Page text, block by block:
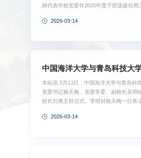
静代表学校党委作2025年度干部选拔任用
立”、坚决做到“两个维护”，全面贯彻落
2026-03-14
中国海洋大学与青岛科技大
本站讯 3月13日，中国海洋大学与青岛科
党委书记杨天梅，党委常委、副校长吴明
校长刘勇主持仪式。李明对杨天梅一行表
现蓬勃发展态势。他表示，两校同城为伴
2026-03-14